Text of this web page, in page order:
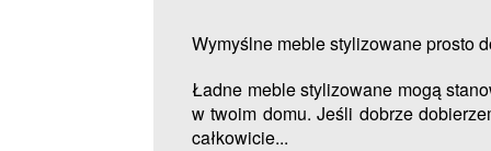
Wymyślne meble stylizowane prosto
Ładne meble stylizowane mogą
w twoim domu. Jeśli dobrze
całkowicie...